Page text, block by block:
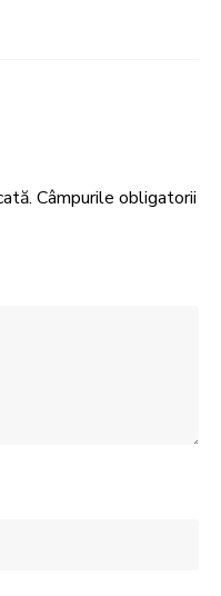
Câmpurile obligatorii